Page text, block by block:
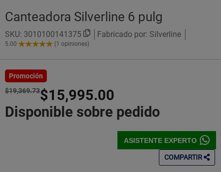
Canteadora Silverline 6 pulg
SKU: 3010100141375 Fabricado por: Silverline
5.00
5.00
Estrellas!
(1 opiniones)
Promoción
$19,369.73$15,995.00
Disponible sobre pedido
ASISTENTE EXPERTO
COMPARTIR